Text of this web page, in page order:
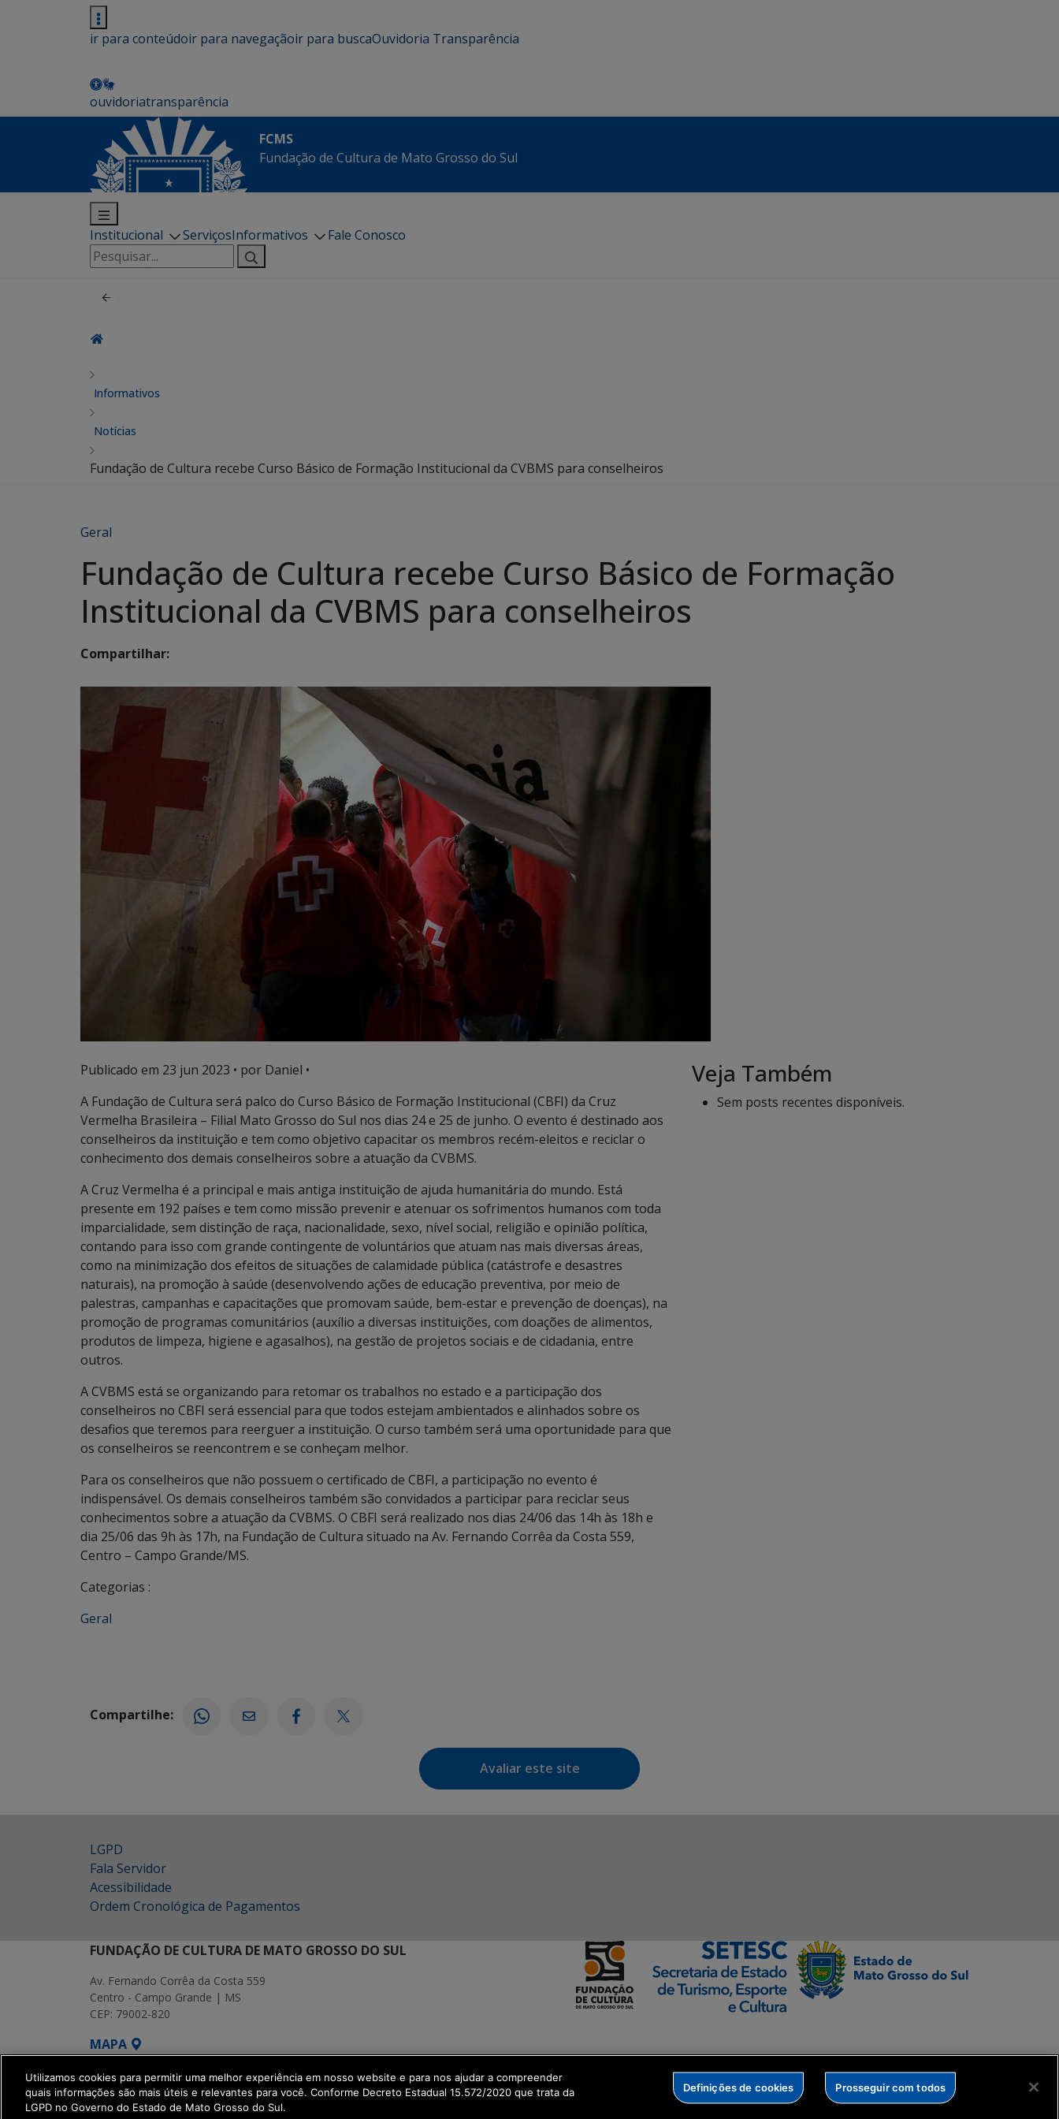
ir para conteúdoir para navegaçãoir para buscaOuvidoria Transparência
ouvidoriatransparência
FCMS
Fundação de Cultura de Mato Grosso do Sul
Institucional ServiçosInformativos
Fale Conosco
Pesquisar
por:
Informativos
Notícias
Fundação de Cultura recebe Curso Básico de Formação Institucional da CVBMS para conselheiros
Geral
Fundação de Cultura recebe Curso Básico de Formação
Institucional da CVBMS para conselheiros
Compartilhar:
Publicado em 23 jun 2023 • por Daniel •
A Fundação de Cultura será palco do Curso Básico de Formação Institucional (CBFI) da Cruz
Vermelha Brasileira – Filial Mato Grosso do Sul nos dias 24 e 25 de junho. O evento é destinado aos
conselheiros da instituição e tem como objetivo capacitar os membros recém-eleitos e reciclar o
conhecimento dos demais conselheiros sobre a atuação da CVBMS.
A Cruz Vermelha é a principal e mais antiga instituição de ajuda humanitária do mundo. Está
presente em 192 países e tem como missão prevenir e atenuar os sofrimentos humanos com toda
imparcialidade, sem distinção de raça, nacionalidade, sexo, nível social, religião e opinião política,
contando para isso com grande contingente de voluntários que atuam nas mais diversas áreas,
como na minimização dos efeitos de situações de calamidade pública (catástrofe e desastres
naturais), na promoção à saúde (desenvolvendo ações de educação preventiva, por meio de
palestras, campanhas e capacitações que promovam saúde, bem-estar e prevenção de doenças), na
promoção de programas comunitários (auxílio a diversas instituições, com doações de alimentos,
produtos de limpeza, higiene e agasalhos), na gestão de projetos sociais e de cidadania, entre
outros.
A CVBMS está se organizando para retomar os trabalhos no estado e a participação dos
conselheiros no CBFI será essencial para que todos estejam ambientados e alinhados sobre os
desafios que teremos para reerguer a instituição. O curso também será uma oportunidade para que
os conselheiros se reencontrem e se conheçam melhor.
Para os conselheiros que não possuem o certificado de CBFI, a participação no evento é
indispensável. Os demais conselheiros também são convidados a participar para reciclar seus
conhecimentos sobre a atuação da CVBMS. O CBFI será realizado nos dias 24/06 das 14h às 18h e
dia 25/06 das 9h às 17h, na Fundação de Cultura situado na Av. Fernando Corrêa da Costa 559,
Centro – Campo Grande/MS.
Categorias :
Geral
Veja Também
Sem posts recentes disponíveis.
Compartilhe:
Avaliar este site
LGPD
Fala Servidor
Acessibilidade
Ordem Cronológica de Pagamentos
FUNDAÇÃO DE CULTURA DE MATO GROSSO DO SUL
Av. Fernando Corrêa da Costa 559
Centro - Campo Grande | MS
CEP: 79002-820
MAPA
SETDIG | Secretaria-Executiva de Transformação Digital
get_footer();
Utilizamos cookies para permitir uma melhor experiência em nosso website e para nos ajudar a compreender
quais informações são mais úteis e relevantes para você. Conforme Decreto Estadual 15.572/2020 que trata da
LGPD no Governo do Estado de Mato Grosso do Sul.
Definições de cookies Prosseguir com todos